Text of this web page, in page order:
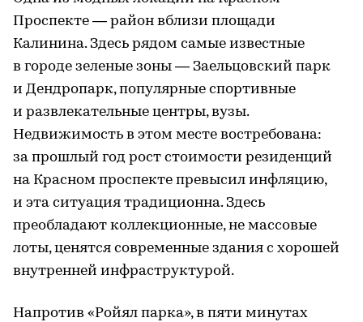
Проспекте — район вблизи площади
Калинина. Здесь рядом самые известные
в городе зеленые зоны — Заельцовский парк
и Дендропарк, популярные спортивные
и развлекательные центры, вузы.
Недвижимость в этом месте востребована:
за прошлый год рост стоимости резиденций
на Красном проспекте превысил инфляцию,
и эта ситуация традиционна. Здесь
преобладают коллекционные, не массовые
лоты, ценятся современные здания с хорошей
внутренней инфраструктурой.
Напротив «Ройял парка», в пяти минутах